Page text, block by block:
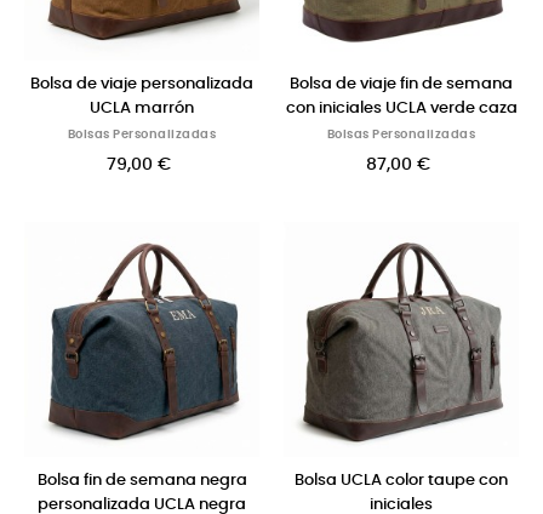
Bolsa de viaje personalizada
UCLA marrón
Bolsas Personalizadas
79,00 €
Bolsa de viaje fin de semana
con iniciales UCLA verde caza
Bolsas Personalizadas
87,00 €
Bolsa fin de semana negra
personalizada UCLA negra
Bolsa UCLA color taupe con
iniciales